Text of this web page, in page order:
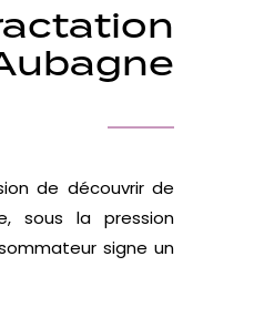
de découvrir de
sous la pression
signe un